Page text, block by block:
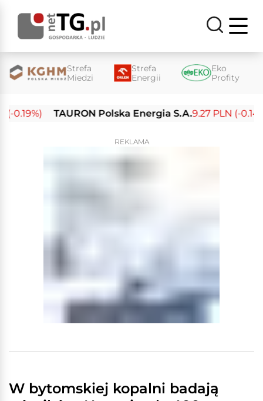
Strefa
Miedzi
Strefa
Energii
Eko
Profity
TAURON Polska Energia S.A.9.27 PLN (-0.14%)
REKLAMA
W bytomskiej kopalni badają